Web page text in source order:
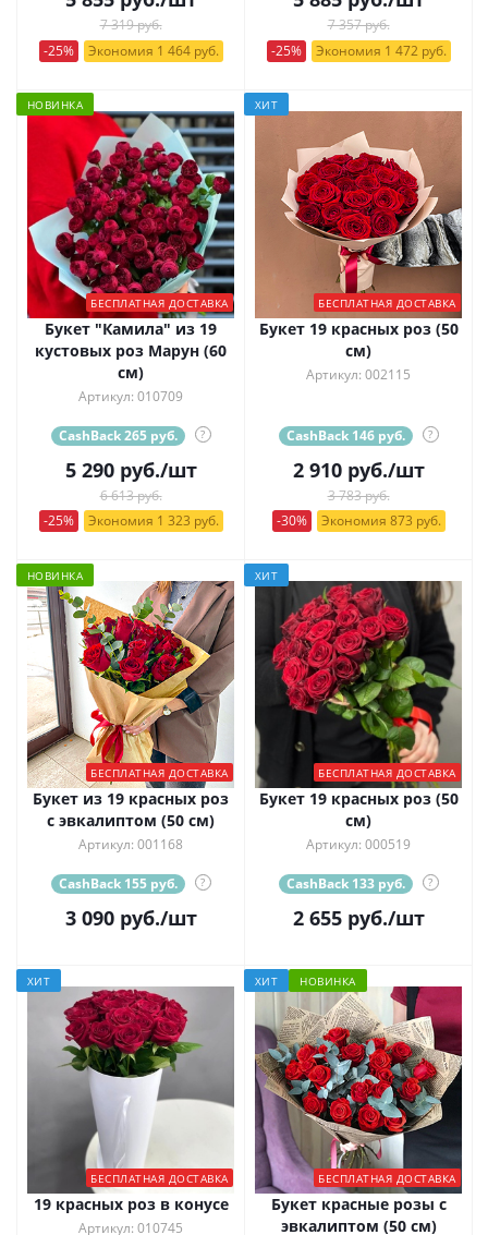
7 319 руб.
-25%
Экономия 1 464 руб.
7 357 руб.
-25%
Экономия 1 472 руб.
НОВИНКА
БЕСПЛАТНАЯ ДОСТАВКА
Букет "Камила" из 19
кустовых роз Марун (60
см)
Артикул: 010709
CashBack 265 руб. ?
5 290руб./шт
6 613 руб.
-25%
Экономия 1 323 руб.
ХИТ
БЕСПЛАТНАЯ ДОСТАВКА
Букет 19 красных роз (50
см)
Артикул: 002115
CashBack 146 руб. ?
2 910руб./шт
3 783 руб.
-30%
Экономия 873 руб.
НОВИНКА
БЕСПЛАТНАЯ ДОСТАВКА
Букет из 19 красных роз
с эвкалиптом (50 см)
Артикул: 001168
CashBack 155 руб. ?
3 090руб./шт
ХИТ
БЕСПЛАТНАЯ ДОСТАВКА
Букет 19 красных роз (50
см)
Артикул: 000519
CashBack 133 руб. ?
2 655руб./шт
ХИТ
БЕСПЛАТНАЯ ДОСТАВКА
19 красных роз в конусе
Артикул: 010745
ХИТ НОВИНКА
БЕСПЛАТНАЯ ДОСТАВКА
Букет красные розы с
эвкалиптом (50 см)